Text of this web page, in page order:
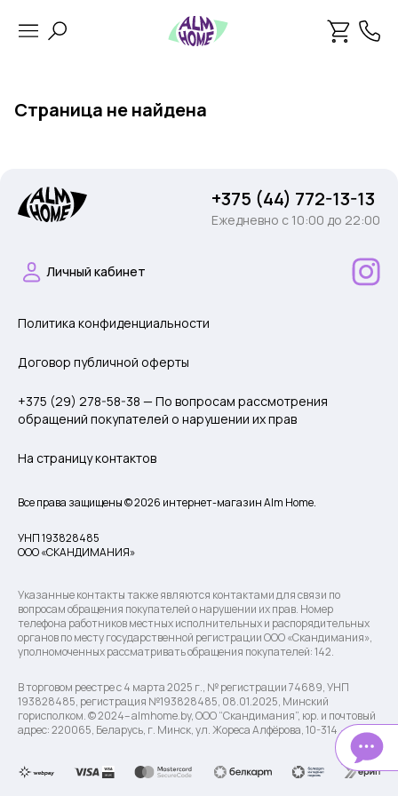
Страница не найдена
+375 (44) 772-13-13
Ежедневно c 10:00 до 22:00
Личный кабинет
Политика конфиденциальности
Договор публичной оферты
+375 (29) 278-58-38 — По вопросам рассмотрения
обращений покупателей о нарушении их прав
На страницу контактов
Все права защищены © 2026 интернет-магазин Alm Home.
УНП 193828485
ООО «СКАНДИМАНИЯ»
Указанные контакты также являются контактами для связи по
вопросам обращения покупателей о нарушении их прав. Номер
телефона работников местных исполнительных и распорядительных
органов по месту государственной регистрации ООО «Скандимания»,
уполномоченных рассматривать обращения покупателей: 142.
В торговом реестре с 4 марта 2025 г., № регистрации 74689, УНП
193828485, регистрация №193828485, 08.01.2025, Минский
горисполком. © 2024– almhome.by, ООО “Скандимания”, юр. и почтовый
адрес: 220065, Беларусь, г. Минск, ул. Жореса Алфёрова, 10-314